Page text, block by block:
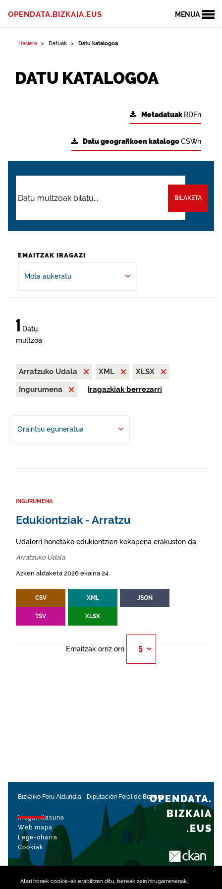
Atari honek cookie-ak erabiltzen ditu, bereak zein hirugarrenenak,
MENUA
OPENDATA.BIZKAIA.EUS
Hasiera Datuak Datu katalogoa
DATU KATALOGOA
Metadatuak RDFn
Datu geografikoen katalogoCSWn
BILAKETA
EMAITZAK IRAGAZI
Mota aukeratu
1 Datu
multzoa
Arratzuko Udala XML
XLSX
Ingurumena
Iragazkiak berrezarri
Oraintsu eguneratua
INGURUMENA
Edukiontziak - Arratzu
Udalerri honetako edukiontzien kokapena erakusten da.
Arratzuko Udala
Azken aldaketa 2026 ekaina 24
CSV XML JSON
TSV XLSX
Emaitzak orriz orri
Bizkaiko Foru Aldundia - Diputación Foral de Bizkaia
Irisgarritasuna
Web mapa
Lege-oharra
Cookiak
OPENDATA.
BIZKAIA
.EUS